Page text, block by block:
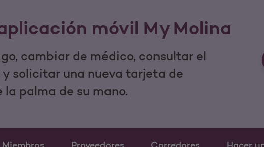
móvil My Molina
cambiar de médico, consultar el
solicitar una nueva tarjeta de
palma de su mano.